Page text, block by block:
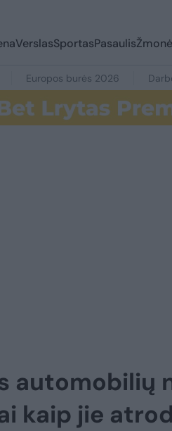
VerslasSportasPasaulis
Europos burės 2026
automobilių
kaip jie